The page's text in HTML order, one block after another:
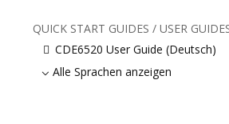
QUICK START GUIDES / USER
CDE6520 User Guide (Deutsch)
Alle Sprachen anzeigen